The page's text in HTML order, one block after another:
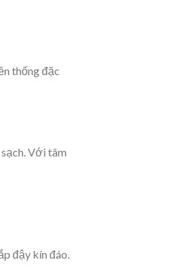
thống đặc
Với tâm
đậy kín đáo.